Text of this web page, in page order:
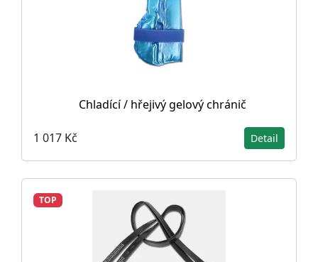
Chladící / hřejivý gelový chránič
1 017 Kč Detail
TOP